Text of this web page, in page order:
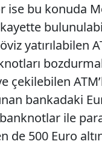
ise bu konuda
yatırılabilen
çekilebilen
bankadaki
ile
de 500 Euro